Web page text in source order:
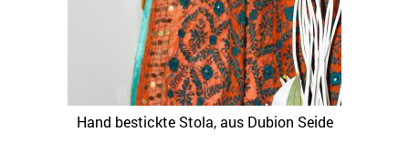
Hand bestickte Stola, aus Dubion Seide